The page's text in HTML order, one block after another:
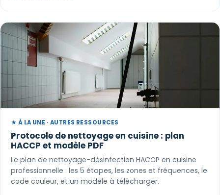
★ À LA UNE · AUTRES RESSOURCES
Protocole de nettoyage en cuisine : plan
HACCP et modèle PDF
Le plan de nettoyage-désinfection HACCP en cuisine
professionnelle : les 5 étapes, les zones et fréquences, le
code couleur, et un modèle à télécharger.